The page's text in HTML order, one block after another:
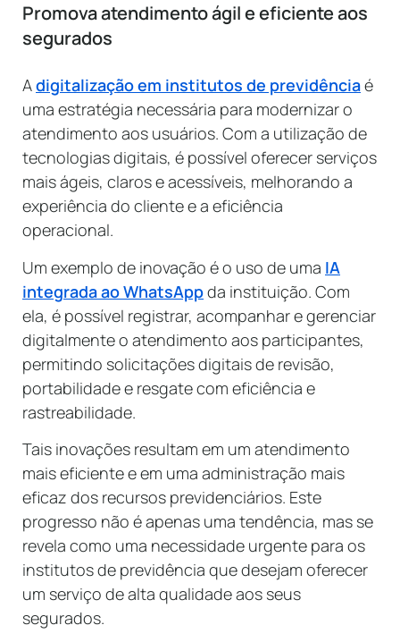
Promova atendimento ágil e eficiente aos
segurados
Adigitalização em institutos de previdênciaé
uma estratégia necessária para modernizar o
atendimento aos usuários. Com a utilização de
tecnologias digitais, é possível oferecer serviços
mais ágeis, claros e acessíveis, melhorando a
experiência do cliente e a eficiência
operacional.
Um exemplo de inovação é o uso de uma IA
integrada ao WhatsAppda instituição. Com
ela, é possível registrar, acompanhar e gerenciar
digitalmente o atendimento aos participantes,
permitindo solicitações digitais de revisão,
portabilidade e resgate com eficiência e
rastreabilidade.
Tais inovações resultam em um atendimento
mais eficiente e em uma administração mais
eficaz dos recursos previdenciários. Este
progresso não é apenas uma tendência, mas se
revela como uma necessidade urgente para os
institutos de previdência que desejam oferecer
um serviço de alta qualidade aos seus
segurados.